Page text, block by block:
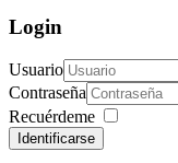
Login
Usuario
Contraseña
Recuérdeme
Identificarse